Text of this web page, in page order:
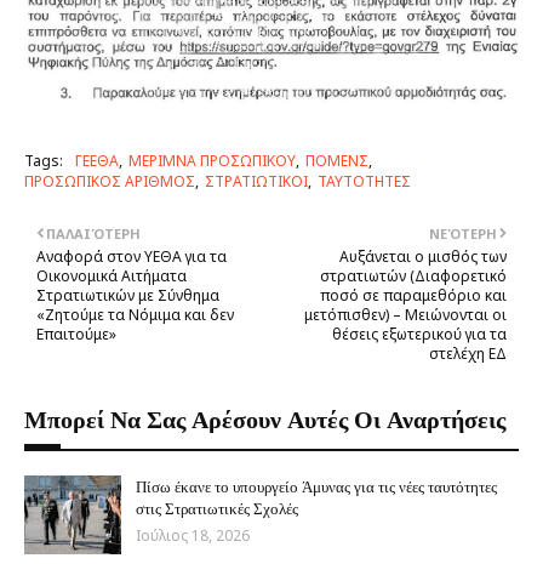
Tags: ΓΕΕΘΑ ΜΕΡΙΜΝΑ ΠΡΟΣΩΠΙΚΟΥ ΠΟΜΕΝΣ
ΠΡΟΣΩΠΙΚΟΣ ΑΡΙΘΜΟΣ ΣΤΡΑΤΙΩΤΙΚΟΙ ΤΑΥΤΟΤΗΤΕΣ
ΝΕΌΤΕΡΗ
Αυξάνεται ο μισθός των
στρατιωτών (Διαφορετικό
ποσό σε παραμεθόριο και
μετόπισθεν) – Μειώνονται οι
θέσεις εξωτερικού για τα
στελέχη ΕΔ
ΠΑΛΑΙΌΤΕΡΗ
Αναφορά στον ΥΕΘΑ για τα
Οικονομικά Αιτήματα
Στρατιωτικών με Σύνθημα
«Ζητούμε τα Νόμιμα και δεν
Επαιτούμε»
Μπορεί Να Σας Αρέσουν Αυτές Οι Αναρτήσεις
Πίσω έκανε το υπουργείο Άμυνας για τις νέες ταυτότητες
στις Στρατιωτικές Σχολές
Ιούλιος 18, 2026